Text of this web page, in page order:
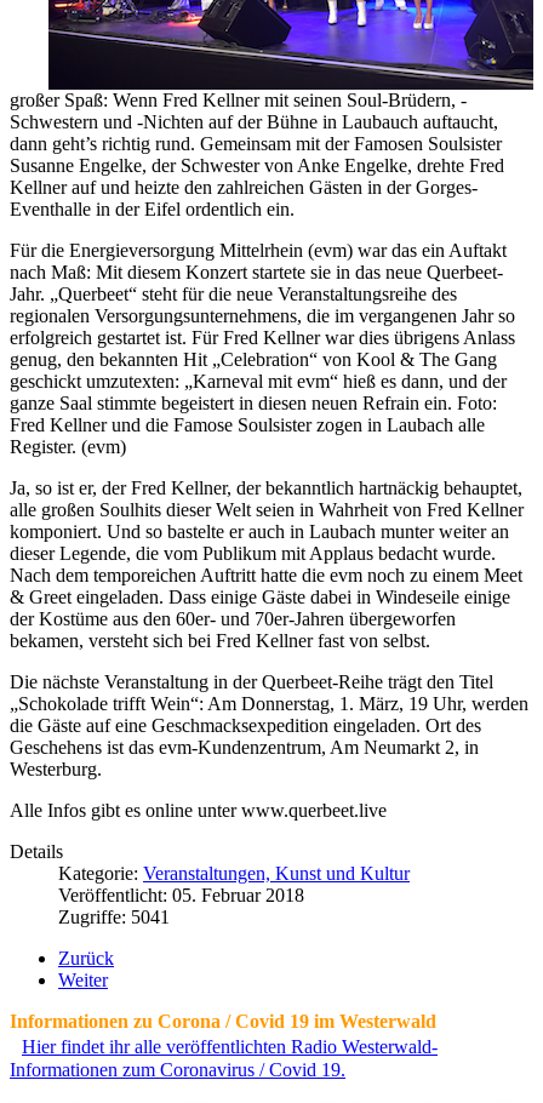
großer Spaß: Wenn Fred Kellner mit seinen Soul-Brüdern, -
Schwestern und -Nichten auf der Bühne in Laubauch auftaucht,
dann geht’s richtig rund. Gemeinsam mit der Famosen Soulsister
Susanne Engelke, der Schwester von Anke Engelke, drehte Fred
Kellner auf und heizte den zahlreichen Gästen in der Gorges-
Eventhalle in der Eifel ordentlich ein.
Für die Energieversorgung Mittelrhein (evm) war das ein Auftakt
nach Maß: Mit diesem Konzert startete sie in das neue Querbeet-
Jahr. „Querbeet“ steht für die neue Veranstaltungsreihe des
regionalen Versorgungsunternehmens, die im vergangenen Jahr so
erfolgreich gestartet ist. Für Fred Kellner war dies übrigens Anlass
genug, den bekannten Hit „Celebration“ von Kool & The Gang
geschickt umzutexten: „Karneval mit evm“ hieß es dann, und der
ganze Saal stimmte begeistert in diesen neuen Refrain ein. Foto:
Fred Kellner und die Famose Soulsister zogen in Laubach alle
Register. (evm)
Ja, so ist er, der Fred Kellner, der bekanntlich hartnäckig behauptet,
alle großen Soulhits dieser Welt seien in Wahrheit von Fred Kellner
komponiert. Und so bastelte er auch in Laubach munter weiter an
dieser Legende, die vom Publikum mit Applaus bedacht wurde.
Nach dem temporeichen Auftritt hatte die evm noch zu einem Meet
& Greet eingeladen. Dass einige Gäste dabei in Windeseile einige
der Kostüme aus den 60er- und 70er-Jahren übergeworfen
bekamen, versteht sich bei Fred Kellner fast von selbst.
Die nächste Veranstaltung in der Querbeet-Reihe trägt den Titel
„Schokolade trifft Wein“: Am Donnerstag, 1. März, 19 Uhr, werden
die Gäste auf eine Geschmacksexpedition eingeladen. Ort des
Geschehens ist das evm-Kundenzentrum, Am Neumarkt 2, in
Westerburg.
Alle Infos gibt es online unter www.querbeet.live
Details
Kategorie: Veranstaltungen, Kunst und Kultur
Veröffentlicht: 05. Februar 2018
Zugriffe: 5041
Zurück
Weiter
Informationen zu Corona / Covid 19 im Westerwald
Hier findet ihr alle veröffentlichten Radio Westerwald-
Informationen zum Coronavirus / Covid 19.